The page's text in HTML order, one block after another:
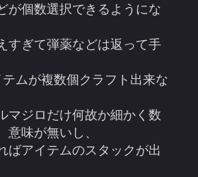
が個数選択できるようにな
すぎて弾薬などは返って手
テムが複数個クラフト出来な
マジロだけ何故か細かく数
味が無いし、
アイテムのスタックが出